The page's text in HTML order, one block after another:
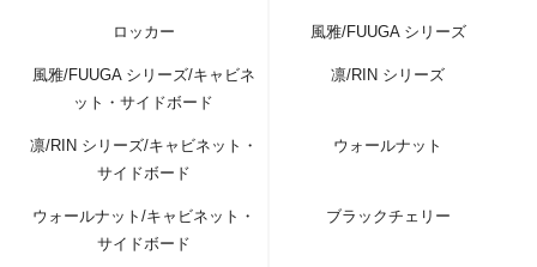
ロッカー 風雅/FUUGA シリーズ
風雅/FUUGA シリーズ/キャビネ
ット・サイドボード
凛/RIN シリーズ
凛/RIN シリーズ/キャビネット・
サイドボード
ウォールナット
ウォールナット/キャビネット・
サイドボード
ブラックチェリー